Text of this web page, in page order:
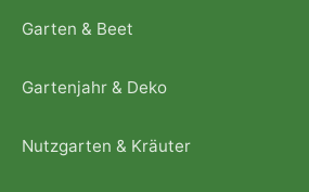
Garten & Beet
Gartenjahr & Deko
Nutzgarten & Kräuter